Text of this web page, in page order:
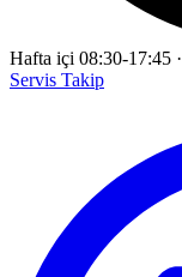
Hafta içi 08:30-17:45 ·
Servis Takip